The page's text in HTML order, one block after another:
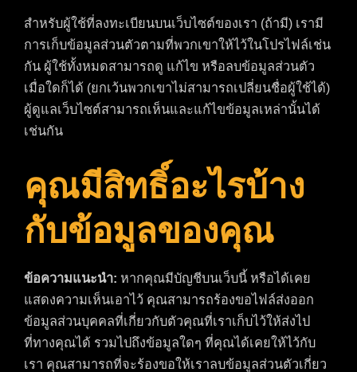
สำหรับผู้ใช้ที่ลงทะเบียนบนเว็บไซต์ของเรา (ถ้ามี) เรามี
การเก็บข้อมูลส่วนตัวตามที่พวกเขาให้ไว้ในโปรไฟล์เช่น
กัน ผู้ใช้ทั้งหมดสามารถดู แก้ไข หรือลบข้อมูลส่วนตัว
เมื่อใดก็ได้ (ยกเว้นพวกเขาไม่สามารถเปลี่ยนชื่อผู้ใช้ได้)
ผู้ดูแลเว็บไซต์สามารถเห็นและแก้ไขข้อมูลเหล่านั้นได้
เช่นกัน
คุณมีสิทธิ์อะไรบ้าง
กับข้อมูลของคุณ
ข้อความแนะนำ: หากคุณมีบัญชีบนเว็บนี้ หรือได้เคย
แสดงความเห็นเอาไว้ คุณสามารถร้องขอไฟล์ส่งออก
ข้อมูลส่วนบุคคลที่เกี่ยวกับตัวคุณที่เราเก็บไว้ให้ส่งไป
ที่ทางคุณได้ รวมไปถึงข้อมูลใดๆ ที่คุณได้เคยให้ไว้กับ
เรา คุณสามารถที่จะร้องขอให้เราลบข้อมูลส่วนตัวเกี่ยว